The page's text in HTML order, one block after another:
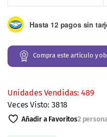
Hasta 12 pagos sin
Compra este artículo y
Unidades Vendidas: 489
Veces Visto: 3818
Añadir a Favoritos2